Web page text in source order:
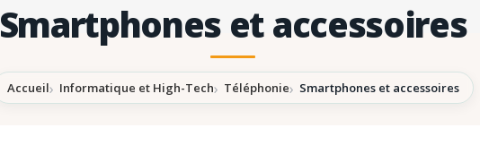
Smartphones et accessoires
Accueil Informatique et High-Tech Téléphonie Smartphones et accessoires